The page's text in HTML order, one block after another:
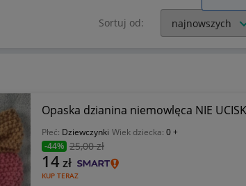
Sortuj od:
Opaska dzianina niemowlęca NIE
Płeć: Dziewczynki Wiek dziecka: 0 +
-44% 25,00 zł
KUP TERAZ
14 zł